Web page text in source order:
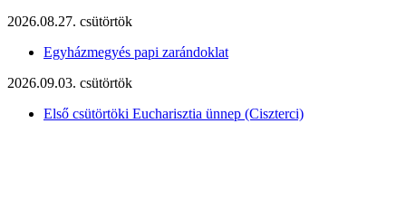
2026.08.27. csütörtök
Egyházmegyés papi zarándoklat
2026.09.03. csütörtök
Első csütörtöki Eucharisztia ünnep (Ciszterci)